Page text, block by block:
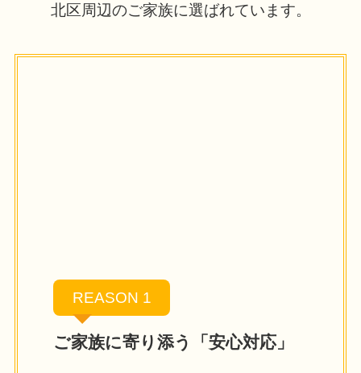
北区周辺のご家族に選ばれています。
REASON 1
ご家族に寄り添う「安心対応」